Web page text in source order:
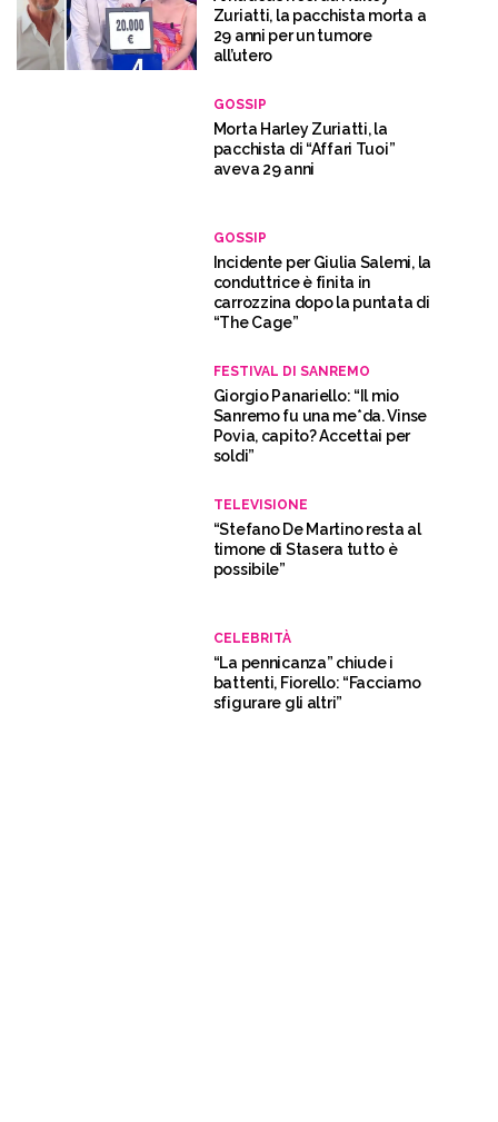
Zuriatti, la pacchista morta a
29 anni per un tumore
all’utero
GOSSIP
Morta Harley Zuriatti, la
pacchista di “Affari Tuoi”
aveva 29 anni
GOSSIP
Incidente per Giulia Salemi, la
conduttrice è finita in
carrozzina dopo la puntata di
“The Cage”
FESTIVAL DI SANREMO
Giorgio Panariello: “Il mio
Sanremo fu una me*da. Vinse
Povia, capito? Accettai per
soldi”
TELEVISIONE
“Stefano De Martino resta al
timone di Stasera tutto è
possibile”
CELEBRITÀ
“La pennicanza” chiude i
battenti, Fiorello: “Facciamo
sfigurare gli altri”